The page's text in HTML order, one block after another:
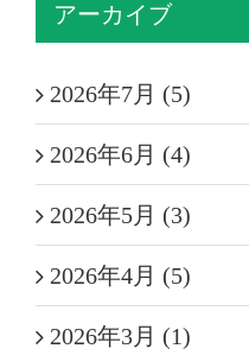
アーカイブ
2026年7月 (5)
2026年6月 (4)
2026年5月 (3)
2026年4月 (5)
2026年3月 (1)